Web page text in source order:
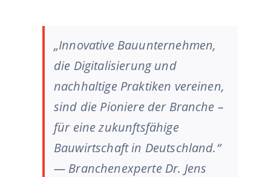
„Innovative Bauunternehmen,
die Digitalisierung und
nachhaltige Praktiken vereinen,
sind die Pioniere der Branche –
für eine zukunftsfähige
Bauwirtschaft in Deutschland.“
— Branchenexperte Dr. Jens